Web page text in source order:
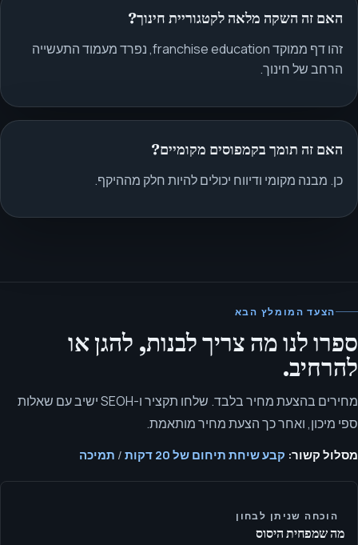
האם זה השקה מלאה לקטגוריית חינוך?
זהו דף ממוקד franchise education, נפרד מעמוד התעשייה
הרחב של חינוך.
האם זה תומך בקמפוסים מקומיים?
כן. מבנה מקומי ודיווח יכולים להיות חלק מההיקף.
הצעד המומלץ הבא
ספרו לנו מה צריך לבנות, להגן או
להרחיב.
מחירים בהצעת מחיר בלבד. שלחו תקציר ו-SEOH ישיב עם שאלות
ספי מיכון, ואחר כך הצעת מחיר מותאמת.
מסלול קשור: קבע שיחת תיחום של 20 דקות / תמיכה
הוכחה שניתן לבחון
מה שמפחית היסוס